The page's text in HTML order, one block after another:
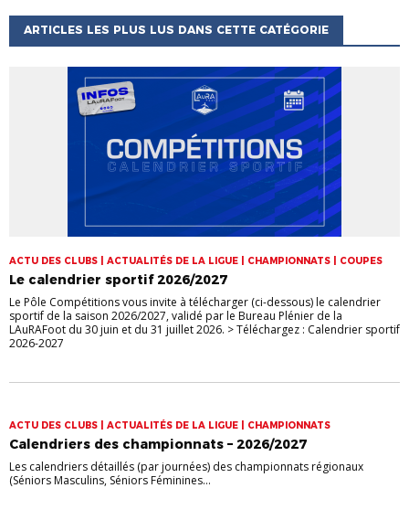
ARTICLES LES PLUS LUS DANS CETTE CATÉGORIE
ACTU DES CLUBS | ACTUALITÉS DE LA LIGUE | CHAMPIONNATS | COUPES
Le calendrier sportif 2026/2027
Le Pôle Compétitions vous invite à télécharger (ci-dessous) le calendrier
sportif de la saison 2026/2027, validé par le Bureau Plénier de la
LAuRAFoot du 30 juin et du 31 juillet 2026. > Téléchargez : Calendrier sportif
2026-2027
ACTU DES CLUBS | ACTUALITÉS DE LA LIGUE | CHAMPIONNATS
Calendriers des championnats – 2026/2027
Les calendriers détaillés (par journées) des championnats régionaux
(Séniors Masculins, Séniors Féminines...